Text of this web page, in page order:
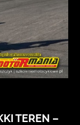
TEREN –